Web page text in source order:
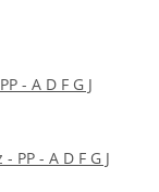
- A D F G J